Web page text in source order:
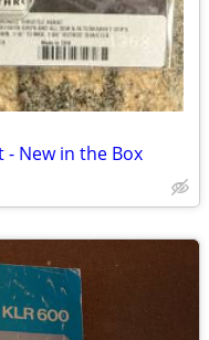
New in the Box